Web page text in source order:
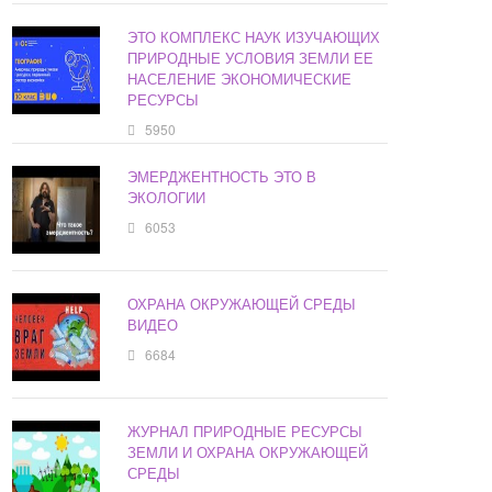
ЭТО КОМПЛЕКС НАУК ИЗУЧАЮЩИХ
ПРИРОДНЫЕ УСЛОВИЯ ЗЕМЛИ ЕЕ
НАСЕЛЕНИЕ ЭКОНОМИЧЕСКИЕ
РЕСУРСЫ
5950
ЭМЕРДЖЕНТНОСТЬ ЭТО В
ЭКОЛОГИИ
6053
ОХРАНА ОКРУЖАЮЩЕЙ СРЕДЫ
ВИДЕО
6684
ЖУРНАЛ ПРИРОДНЫЕ РЕСУРСЫ
ЗЕМЛИ И ОХРАНА ОКРУЖАЮЩЕЙ
СРЕДЫ